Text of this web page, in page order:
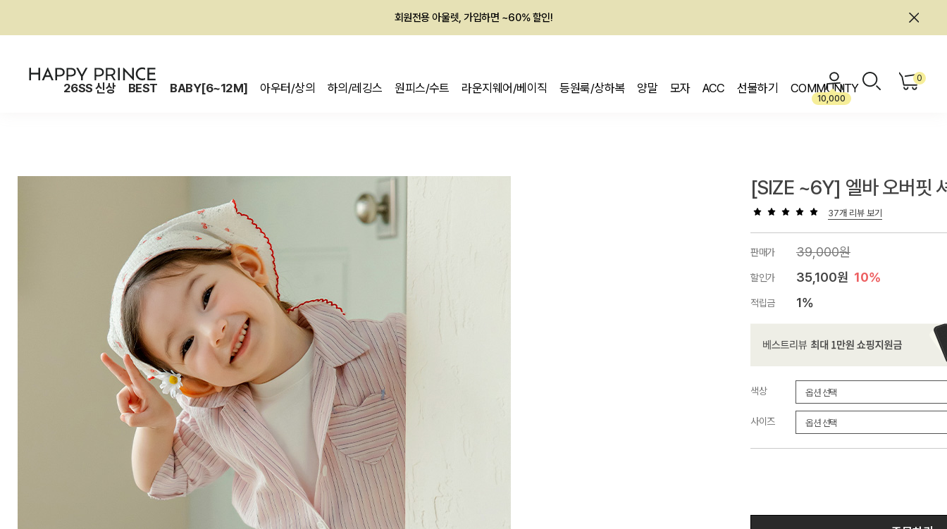
회원전용 아울렛, 가입하면 ~60% 할인!
26SS 신상 BEST BABY[6~12M] 아우터/상의 하의/레깅스 원피스/수트 라운지웨어/베이직 등원룩/상하복 양말 모자 ACC 선물하기 COMMUNITY
10,000
0
[SIZE ~6Y] 엘바 오버핏
37개 리뷰 보기
판매가 39,000원
할인가 35,100원 10%
적립금 1%
색상
사이즈